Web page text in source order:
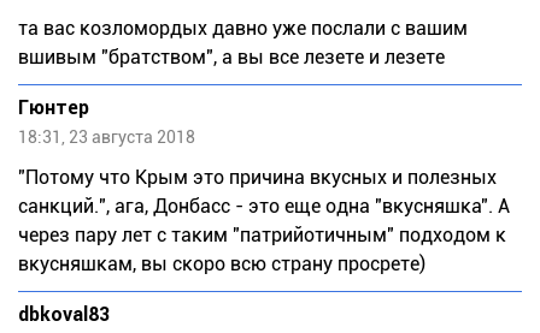
та вас козломордых давно уже послали с вашим
вшивым "братством", а вы все лезете и лезете
Гюнтер
18:31, 23 августа 2018
"Потому что Крым это причина вкусных и полезных
санкций.", ага, Донбасс - это еще одна "вкусняшка". А
через пару лет с таким "патрийотичным" подходом к
вкусняшкам, вы скоро всю страну просрете)
dbkoval83